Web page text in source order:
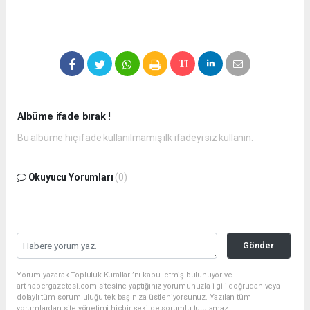
Albüme ifade bırak !
Bu albüme hiç ifade kullanılmamış ilk ifadeyi siz kullanın.
Okuyucu Yorumları (0)
Gönder
Yorum yazarak Topluluk Kuralları’nı kabul etmiş bulunuyor ve
artihabergazetesi.com sitesine yaptığınız yorumunuzla ilgili doğrudan veya
dolaylı tüm sorumluluğu tek başınıza üstleniyorsunuz. Yazılan tüm